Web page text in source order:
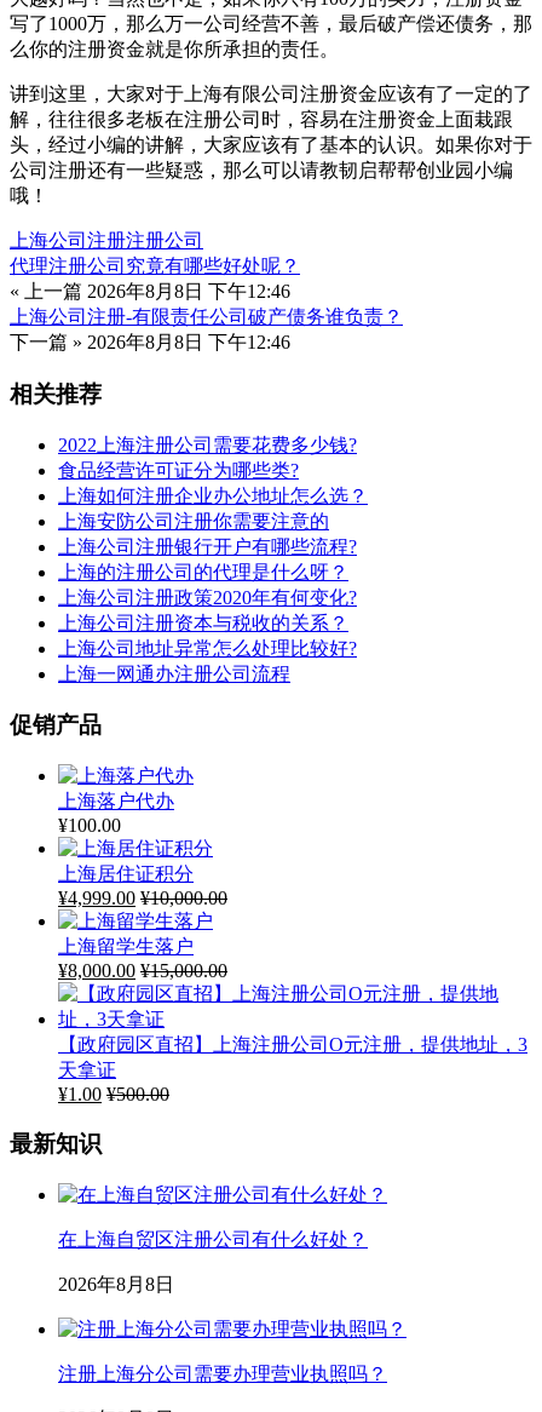
写了1000万，那么万一公司经营不善，最后破产偿还债务，那
么你的注册资金就是你所承担的责任。
讲到这里，大家对于上海有限公司注册资金应该有了一定的了
解，往往很多老板在注册公司时，容易在注册资金上面栽跟
头，经过小编的讲解，大家应该有了基本的认识。如果你对于
公司注册还有一些疑惑，那么可以请教韧启帮帮创业园小编
哦！
上海公司注册注册公司
代理注册公司究竟有哪些好处呢？
« 上一篇 2026年8月8日 下午12:46
上海公司注册-有限责任公司破产债务谁负责？
下一篇 » 2026年8月8日 下午12:46
相关推荐
2022上海注册公司需要花费多少钱?
食品经营许可证分为哪些类?
上海如何注册企业办公地址怎么选？
上海安防公司注册你需要注意的
上海公司注册银行开户有哪些流程?
上海的注册公司的代理是什么呀？
上海公司注册政策2020年有何变化?
上海公司注册资本与税收的关系？
上海公司地址异常怎么处理比较好?
上海一网通办注册公司流程
促销产品
上海落户代办
¥100.00
上海居住证积分
¥4,999.00 ¥10,000.00
上海留学生落户
¥8,000.00 ¥15,000.00
【政府园区直招】上海注册公司O元注册，提供地址，3
天拿证
¥1.00 ¥500.00
最新知识
在上海自贸区注册公司有什么好处？
2026年8月8日
注册上海分公司需要办理营业执照吗？